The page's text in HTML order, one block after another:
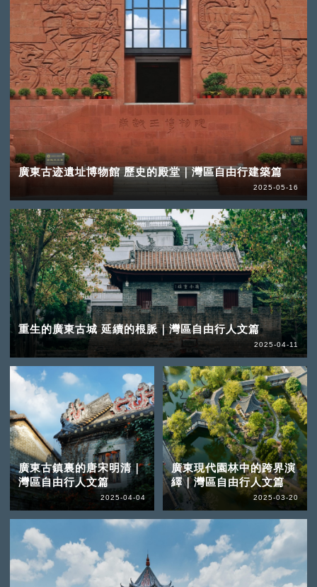
廣東古迹遺址博物館 歷史的殿堂｜灣區自由行建築篇
2025-05-16
重生的廣東古城 延續的根脈｜灣區自由行人文篇
2025-04-11
廣東古鎮裏的唐宋明清｜
灣區自由行人文篇
2025-04-04
廣東現代園林中的跨界演
繹｜灣區自由行人文篇
2025-03-20